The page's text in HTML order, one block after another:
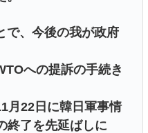
で、今後の我が政府
への提訴の手続き
月22日に韓日軍事情
終了を先延ばしに